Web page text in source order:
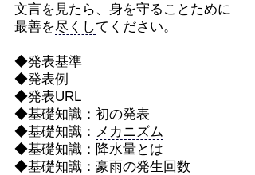
文言を見たら、身を守ることために
最善を尽くしてください。
◆発表基準
◆発表例
◆発表URL
◆基礎知識：初の発表
◆基礎知識： メカニズム
◆基礎知識： 降水量とは
◆基礎知識：豪雨の発生回数